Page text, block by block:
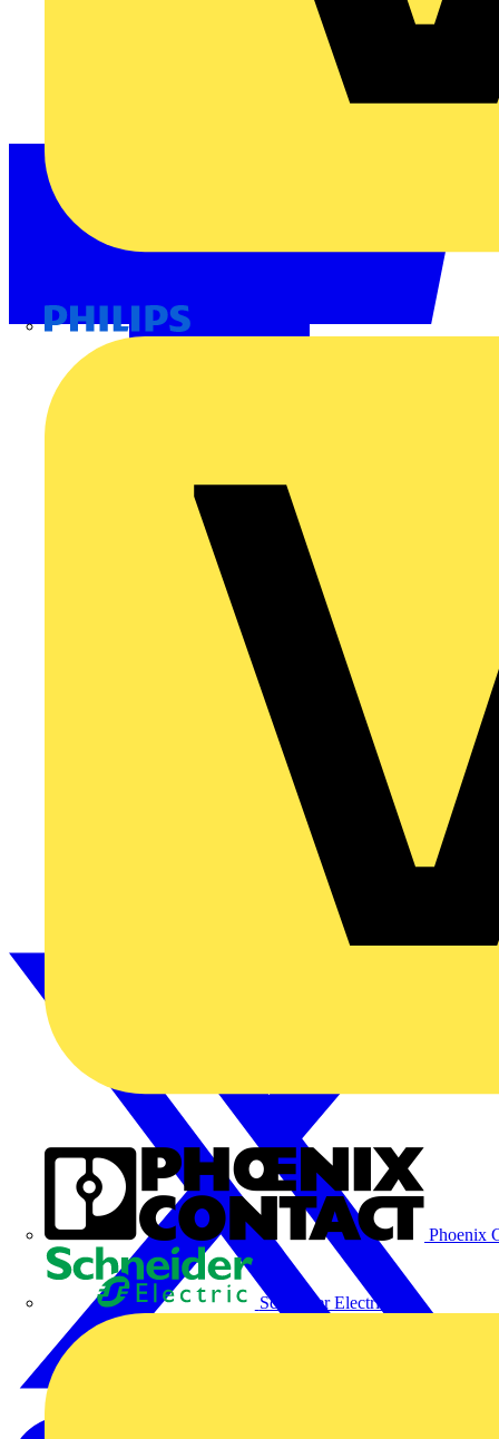
Phoenix
Schneider Electric